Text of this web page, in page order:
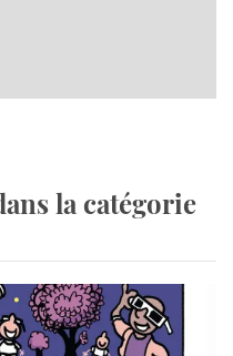
la catégorie